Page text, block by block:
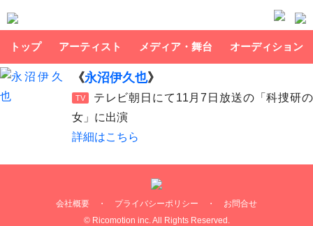
トップ アーティスト メディア・舞台 オーディション
《永沼伊久也》
TV
テレビ朝日にて11月7日放送の「科捜研の
女」に出演
詳細はこちら
会社概要 ・ プライバシーポリシー ・ お問合せ
© Ricomotion inc. All Rights Reserved.